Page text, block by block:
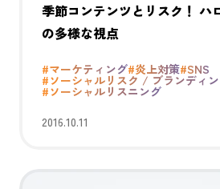
季節コンテンツとリスク！ ハ
の多様な視点
#マーケティング#炎上対策#SNS
#ソーシャルリスク / ブランディ
#ソーシャルリスニング
2016.10.11